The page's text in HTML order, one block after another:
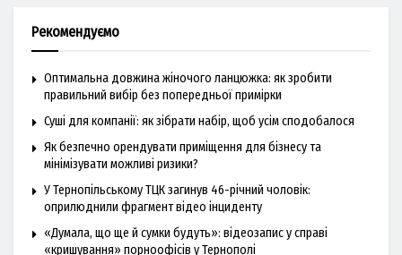
Рекомендуємо
Оптимальна довжина жіночого ланцюжка: як зробити
правильний вибір без попередньої примірки
Суші для компанії: як зібрати набір, щоб усім сподобалося
Як безпечно орендувати приміщення для бізнесу та
мінімізувати можливі ризики?
У Тернопільському ТЦК загинув 46-річний чоловік:
оприлюднили фрагмент відео інциденту
«Думала, що ще й сумки будуть»: відеозапис у справі
«кришування» порноофісів у Тернополі